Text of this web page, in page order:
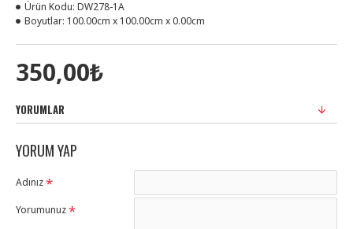
350,00₺
Ürün Kodu: DW278-1A
Boyutlar: 100.00cm x 100.00cm x 0.00cm
YORUMLAR
YORUM YAP
Adınız
Yorumunuz